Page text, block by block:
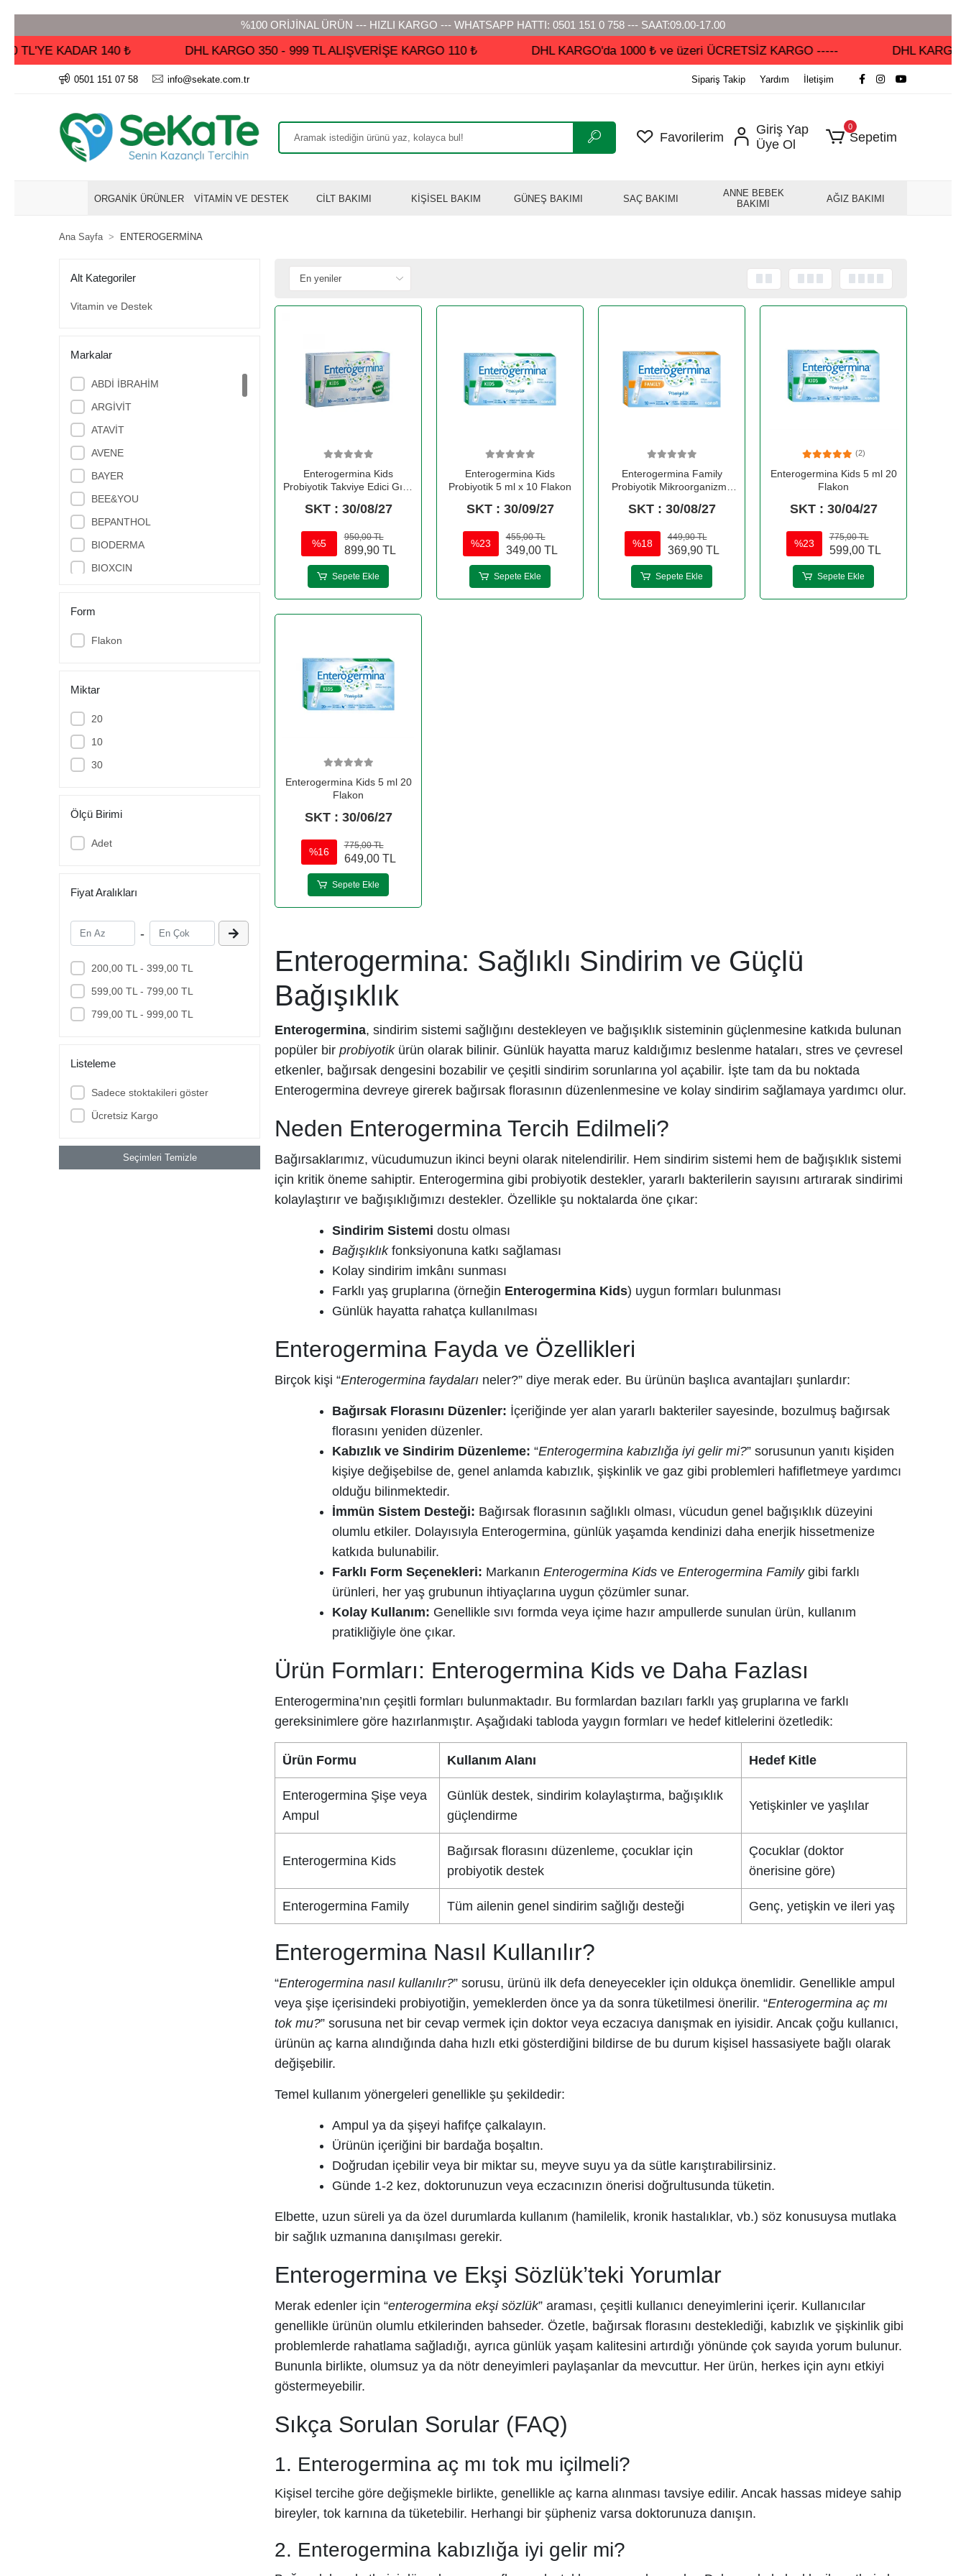
%100 ORİJİNAL ÜRÜN --- HIZLI KARGO --- WHATSAPP HATTI: 0501 151 0 758 --- SAAT:09.00-17.00
KADAR 140 ₺ DHL KARGO 350 - 999 TL ALIŞVERİŞE KARGO 110 ₺ DHL KARGO'da 1000 ₺ ve üzeri ÜCRETSİZ KARGO ----- DHL KARGO'DA
0501 151 07 58 info@sekate.com.tr Sipariş Takip Yardım İletişim
Favorilerim
Giriş Yap
Üye Ol
0
Sepetim
ORGANİK ÜRÜNLER VİTAMİN VE DESTEK CİLT BAKIMI KİŞİSEL BAKIM GÜNEŞ BAKIMI SAÇ BAKIMI
ANNE BEBEK
BAKIMI
AĞIZ BAKIMI
Ana Sayfa ENTEROGERMİNA
Alt Kategoriler
Vitamin ve Destek
Markalar
ABDİ İBRAHİM
ARGİVİT
ATAVİT
AVENE
BAYER
BEE&YOU
BEPANTHOL
BIODERMA
BIOXCIN
BRUNO BABY
CAUDALIE
edis pharma
ENTEROGERMİNA
EVELINE COSMETICS
FORBİOME
LIPOZONE
MARY HELENA
MENARINI
Form
Flakon
Miktar
20
10
30
Ölçü Birimi
Adet
Fiyat Aralıkları
-
200,00 TL - 399,00 TL
599,00 TL - 799,00 TL
799,00 TL - 999,00 TL
Listeleme
Sadece stoktakileri göster
Ücretsiz Kargo
Seçimleri Temizle
Enterogermina Kids
Probiyotik Takviye Edici Gıda
SKT : 30/08/27
%5
950,00 TL
899,90 TL
Sepete Ekle
Enterogermina Kids
Probiyotik 5 ml x 10 Flakon
SKT : 30/09/27
%23
455,00 TL
349,00 TL
Sepete Ekle
Enterogermina Family
Probiyotik Mikroorganizma
Flakon
SKT : 30/08/27
%18
449,90 TL
369,90 TL
Sepete Ekle
(2)
Enterogermina Kids 5 ml 20
Flakon
SKT : 30/04/27
%23
775,00 TL
599,00 TL
Sepete Ekle
Enterogermina Kids 5 ml 20
Flakon
SKT : 30/06/27
%16
775,00 TL
649,00 TL
Sepete Ekle
Enterogermina: Sağlıklı Sindirim ve Güçlü
Bağışıklık
Enterogermina, sindirim sistemi sağlığını destekleyen ve bağışıklık sisteminin güçlenmesine katkıda bulunan
popüler bir probiyotikürün olarak bilinir. Günlük hayatta maruz kaldığımız beslenme hataları, stres ve çevresel
etkenler, bağırsak dengesini bozabilir ve çeşitli sindirim sorunlarına yol açabilir. İşte tam da bu noktada
Enterogermina devreye girerek bağırsak florasının düzenlenmesine ve kolay sindirim sağlamaya yardımcı olur.
Neden Enterogermina Tercih Edilmeli?
Bağırsaklarımız, vücudumuzun ikinci beyni olarak nitelendirilir. Hem sindirim sistemi hem de bağışıklık sistemi
için kritik öneme sahiptir. Enterogermina gibi probiyotik destekler, yararlı bakterilerin sayısını artırarak sindirimi
kolaylaştırır ve bağışıklığımızı destekler. Özellikle şu noktalarda öne çıkar:
Sindirim Sistemi dostu olması
Bağışıklıkfonksiyonuna katkı sağlaması
Kolay sindirim imkânı sunması
Farklı yaş gruplarına (örneğin Enterogermina Kids) uygun formları bulunması
Günlük hayatta rahatça kullanılması
Enterogermina Fayda ve Özellikleri
Birçok kişi “Enterogermina faydaları neler?” diye merak eder. Bu ürünün başlıca avantajları şunlardır:
Bağırsak Florasını Düzenler: İçeriğinde yer alan yararlı bakteriler sayesinde, bozulmuş bağırsak
florasını yeniden düzenler.
Kabızlık ve Sindirim Düzenleme: “Enterogermina kabızlığa iyi gelir mi?” sorusunun yanıtı kişiden
kişiye değişebilse de, genel anlamda kabızlık, şişkinlik ve gaz gibi problemleri hafifletmeye yardımcı
olduğu bilinmektedir.
İmmün Sistem Desteği: Bağırsak florasının sağlıklı olması, vücudun genel bağışıklık düzeyini
olumlu etkiler. Dolayısıyla Enterogermina, günlük yaşamda kendinizi daha enerjik hissetmenize
katkıda bulunabilir.
Farklı Form Seçenekleri: Markanın Enterogermina Kids ve Enterogermina Familygibi farklı
ürünleri, her yaş grubunun ihtiyaçlarına uygun çözümler sunar.
Kolay Kullanım: Genellikle sıvı formda veya içime hazır ampullerde sunulan ürün, kullanım
pratikliğiyle öne çıkar.
Ürün Formları: Enterogermina Kids ve Daha Fazlası
Enterogermina’nın çeşitli formları bulunmaktadır. Bu formlardan bazıları farklı yaş gruplarına ve farklı
gereksinimlere göre hazırlanmıştır. Aşağıdaki tabloda yaygın formları ve hedef kitlelerini özetledik:
Ürün Formu Kullanım Alanı Hedef Kitle
Enterogermina Şişe veya
Ampul
Günlük destek, sindirim kolaylaştırma, bağışıklık
güçlendirme
Yetişkinler ve yaşlılar
Enterogermina Kids
Bağırsak florasını düzenleme, çocuklar için
probiyotik destek
Çocuklar (doktor
önerisine göre)
Enterogermina Family Tüm ailenin genel sindirim sağlığı desteği Genç, yetişkin ve ileri yaş
Enterogermina Nasıl Kullanılır?
“Enterogermina nasıl kullanılır?” sorusu, ürünü ilk defa deneyecekler için oldukça önemlidir. Genellikle ampul
veya şişe içerisindeki probiyotiğin, yemeklerden önce ya da sonra tüketilmesi önerilir. “Enterogermina aç mı
tok mu?” sorusuna net bir cevap vermek için doktor veya eczacıya danışmak en iyisidir. Ancak çoğu kullanıcı,
ürünün aç karna alındığında daha hızlı etki gösterdiğini bildirse de bu durum kişisel hassasiyete bağlı olarak
değişebilir.
Temel kullanım yönergeleri genellikle şu şekildedir:
Ampul ya da şişeyi hafifçe çalkalayın.
Ürünün içeriğini bir bardağa boşaltın.
Doğrudan içebilir veya bir miktar su, meyve suyu ya da sütle karıştırabilirsiniz.
Günde 1-2 kez, doktorunuzun veya eczacınızın önerisi doğrultusunda tüketin.
Elbette, uzun süreli ya da özel durumlarda kullanım (hamilelik, kronik hastalıklar, vb.) söz konusuysa mutlaka
bir sağlık uzmanına danışılması gerekir.
Enterogermina ve Ekşi Sözlük’teki Yorumlar
Merak edenler için “enterogermina ekşi sözlük” araması, çeşitli kullanıcı deneyimlerini içerir. Kullanıcılar
genellikle ürünün olumlu etkilerinden bahseder. Özetle, bağırsak florasını desteklediği, kabızlık ve şişkinlik gibi
problemlerde rahatlama sağladığı, ayrıca günlük yaşam kalitesini artırdığı yönünde çok sayıda yorum bulunur.
Bununla birlikte, olumsuz ya da nötr deneyimleri paylaşanlar da mevcuttur. Her ürün, herkes için aynı etkiyi
göstermeyebilir.
Sıkça Sorulan Sorular (FAQ)
1. Enterogermina aç mı tok mu içilmeli?
Kişisel tercihe göre değişmekle birlikte, genellikle aç karna alınması tavsiye edilir. Ancak hassas mideye sahip
bireyler, tok karnına da tüketebilir. Herhangi bir şüpheniz varsa doktorunuza danışın.
2. Enterogermina kabızlığa iyi gelir mi?